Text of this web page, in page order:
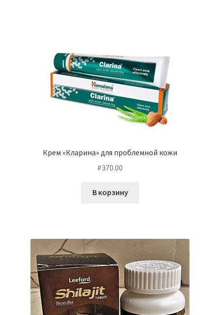
Крем «Кларина» для проблемной кожи
₽370.00
В корзину